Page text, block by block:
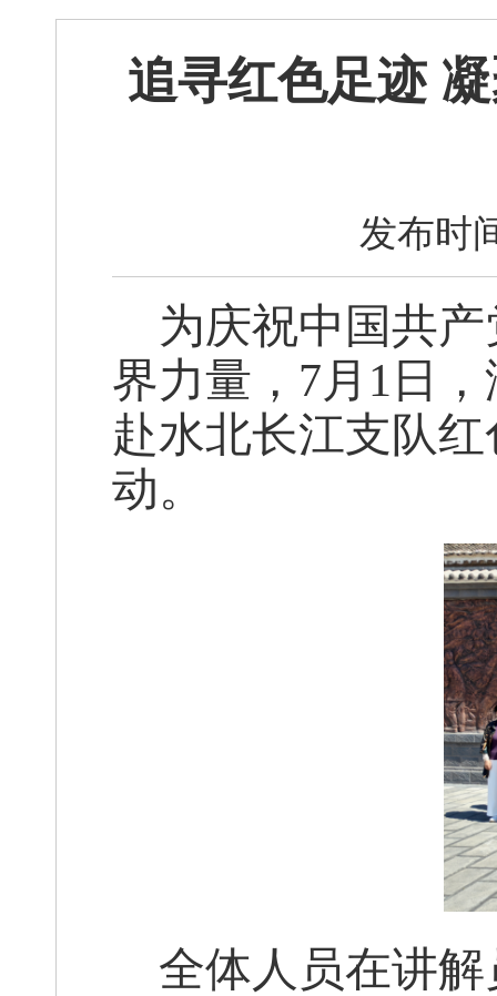
追寻红色足迹
发布时
为庆祝中国共
界力量，7月1日
赴水北长江支队
动。
全体人员在讲